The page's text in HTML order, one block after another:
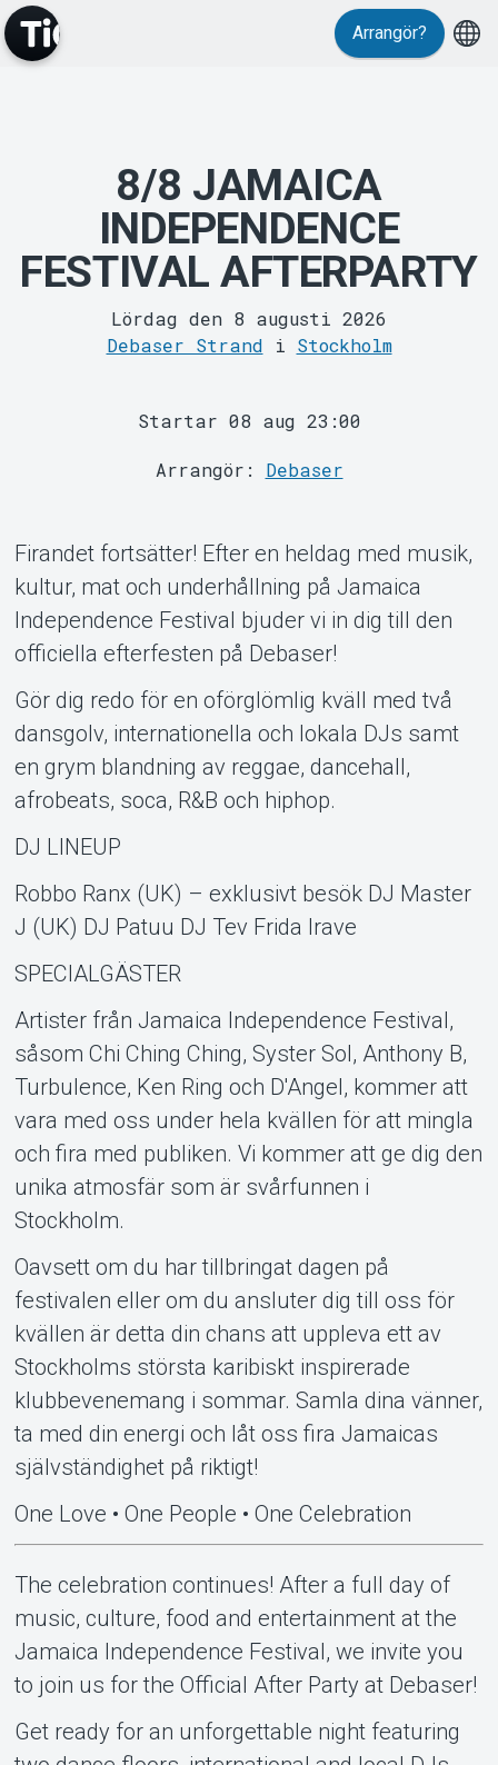
Evenemang
Support
Om Tickster
Arrangör?
8/8 JAMAICA
INDEPENDENCE
FESTIVAL AFTERPARTY
Lördag den 8 augusti 2026
Debaser Strand i Stockholm
Startar 08 aug 23:00
Arrangör: Debaser
Firandet fortsätter! Efter en heldag med musik,
kultur, mat och underhållning på Jamaica
Independence Festival bjuder vi in dig till den
officiella efterfesten på Debaser!
Gör dig redo för en oförglömlig kväll med två
dansgolv, internationella och lokala DJs samt
en grym blandning av reggae, dancehall,
afrobeats, soca, R&B och hiphop.
DJ LINEUP
Robbo Ranx (UK) – exklusivt besök DJ Master
J (UK) DJ Patuu DJ Tev Frida Irave
SPECIALGÄSTER
Artister från Jamaica Independence Festival,
såsom Chi Ching Ching, Syster Sol, Anthony B,
Turbulence, Ken Ring och D'Angel, kommer att
vara med oss under hela kvällen för att mingla
och fira med publiken. Vi kommer att ge dig den
unika atmosfär som är svårfunnen i
Stockholm.
Oavsett om du har tillbringat dagen på
festivalen eller om du ansluter dig till oss för
kvällen är detta din chans att uppleva ett av
Stockholms största karibiskt inspirerade
klubbevenemang i sommar. Samla dina vänner,
ta med din energi och låt oss fira Jamaicas
självständighet på riktigt!
One Love • One People • One Celebration
The celebration continues! After a full day of
music, culture, food and entertainment at the
Jamaica Independence Festival, we invite you
to join us for the Official After Party at Debaser!
Get ready for an unforgettable night featuring